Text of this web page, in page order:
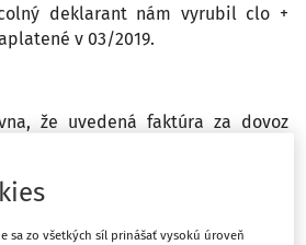
deklarant nám vyrubil clo +
v 03/2019.
že uvedená faktúra za dovoz
sa zo všetkých síl prinášať vysokú úroveň